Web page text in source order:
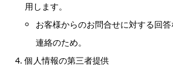
用します。
お客様からのお問合せに対する回
連絡のため。
個人情報の第三者提供